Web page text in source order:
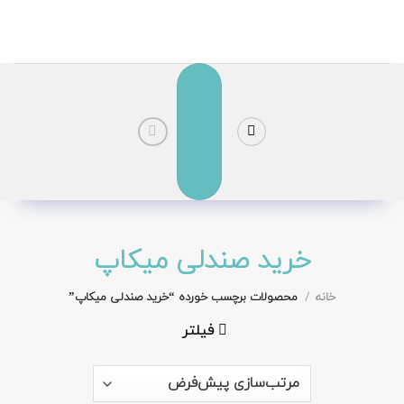
خرید صندلی میکاپ
خانه / محصولات برچسب خورده “خرید صندلی میکاپ”
فیلتر